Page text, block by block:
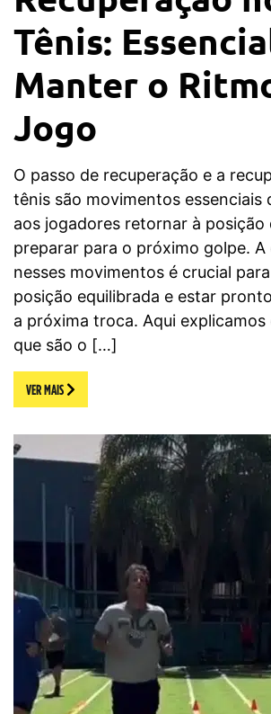
Tênis:
Manter o
Jogo
O passo de recuperação e a
tênis são movimentos essenciais
aos jogadores retornar à posição
preparar para o próximo golpe. A
nesses movimentos é crucial
posição equilibrada e estar
a próxima troca. Aqui explicamos
que são o […]
VER MAIS